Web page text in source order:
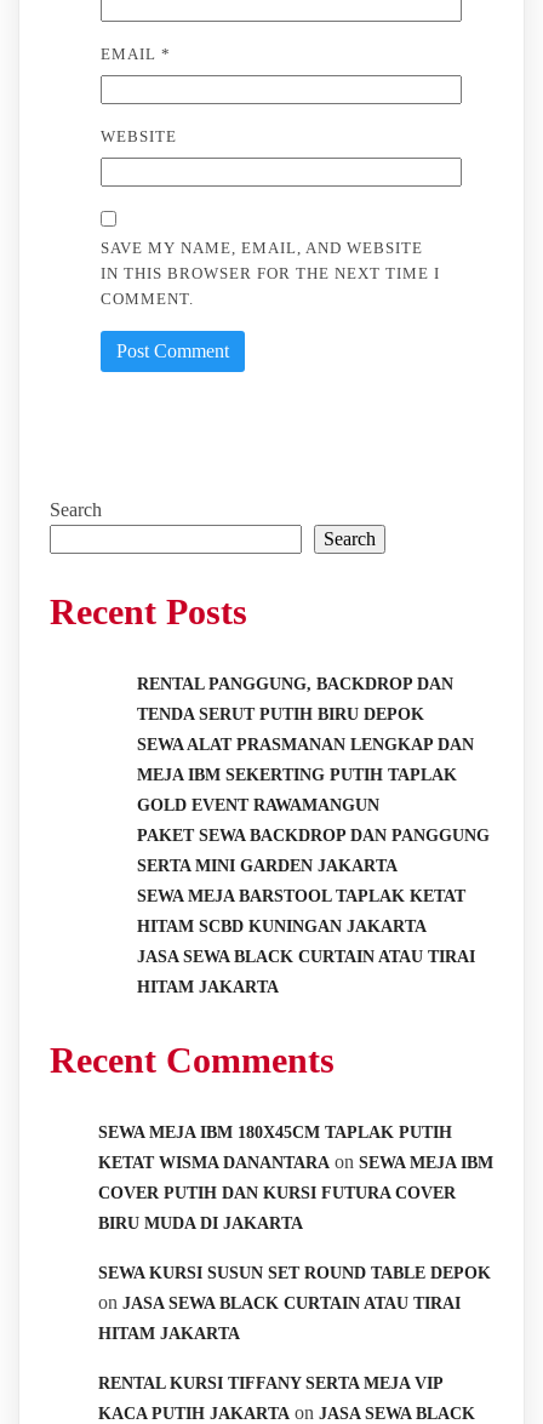
EMAIL *
WEBSITE
SAVE MY NAME, EMAIL, AND WEBSITE
IN THIS BROWSER FOR THE NEXT TIME I
COMMENT.
Search
Search
Recent Posts
RENTAL PANGGUNG, BACKDROP DAN
TENDA SERUT PUTIH BIRU DEPOK
SEWA ALAT PRASMANAN LENGKAP DAN
MEJA IBM SEKERTING PUTIH TAPLAK
GOLD EVENT RAWAMANGUN
PAKET SEWA BACKDROP DAN PANGGUNG
SERTA MINI GARDEN JAKARTA
SEWA MEJA BARSTOOL TAPLAK KETAT
HITAM SCBD KUNINGAN JAKARTA
JASA SEWA BLACK CURTAIN ATAU TIRAI
HITAM JAKARTA
Recent Comments
SEWA MEJA IBM 180X45CM TAPLAK PUTIH
KETAT WISMA DANANTARA on SEWA MEJA IBM
COVER PUTIH DAN KURSI FUTURA COVER
BIRU MUDA DI JAKARTA
SEWA KURSI SUSUN SET ROUND TABLE DEPOK
on JASA SEWA BLACK CURTAIN ATAU TIRAI
HITAM JAKARTA
RENTAL KURSI TIFFANY SERTA MEJA VIP
KACA PUTIH JAKARTA on JASA SEWA BLACK